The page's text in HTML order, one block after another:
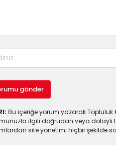
gönder
Bu içeriğe yorum yazarak Topluluk
ilgili doğrudan veya dolaylı
site yönetimi hiçbir şekilde